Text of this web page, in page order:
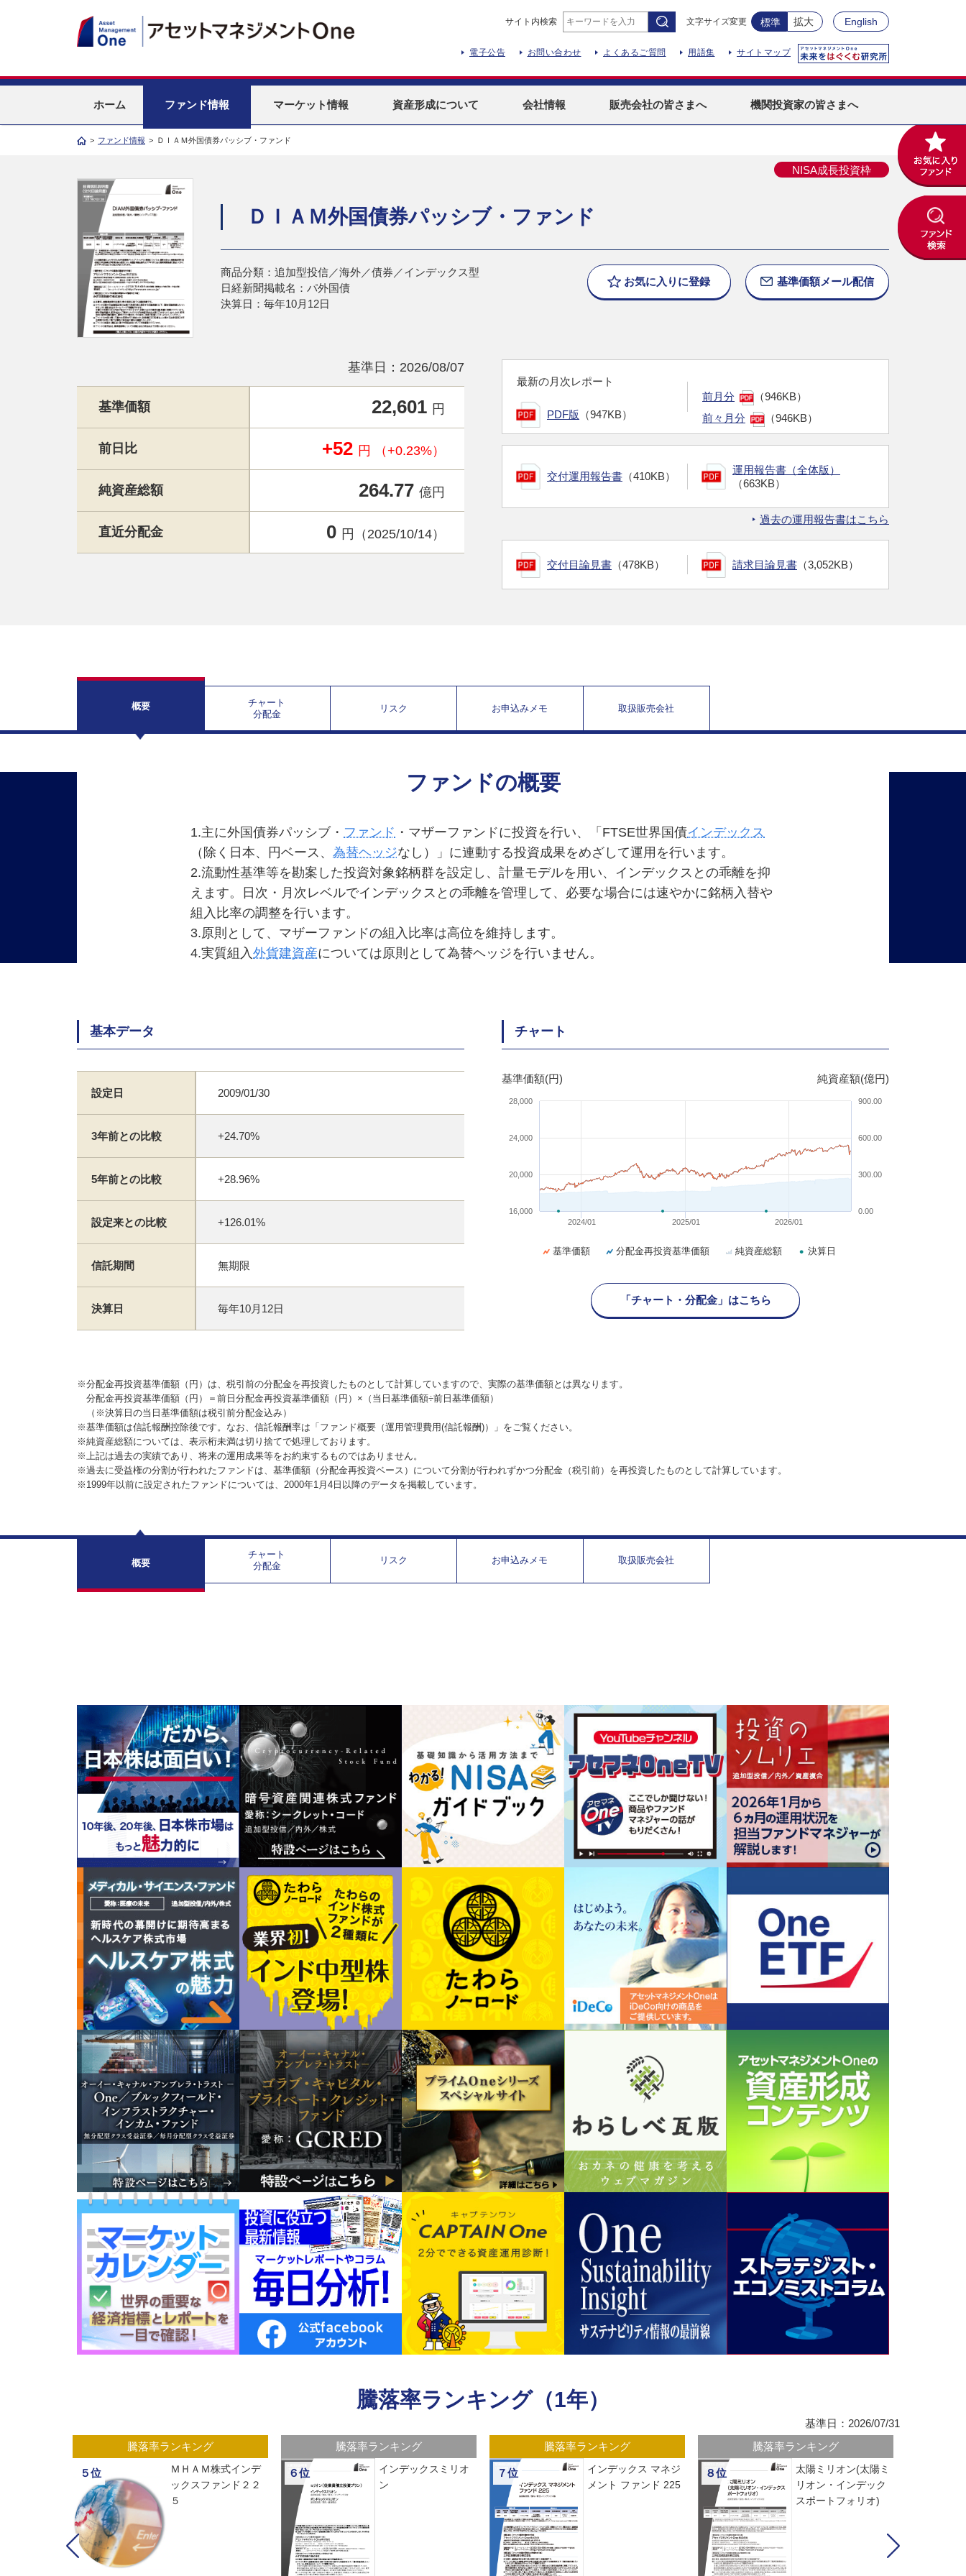
サイト内検索 文字サイズ変更 標準 拡大 English
電子公告 お問い合わせ よくあるご質問 用語集 サイトマップ
ホーム ファンド情報 マーケット情報 資産形成について 会社情報 販売会社の皆さまへ 機関投資家の皆さまへ
> ファンド情報 > ＤＩＡＭ外国債券パッシブ・ファンド
NISA成長投資枠
ＤＩＡＭ外国債券パッシブ・ファンド
商品分類：追加型投信／海外／債券／インデックス型
日経新聞掲載名：パ外国債
決算日：毎年10月12日
お気に入りに登録 基準価額メール配信
基準日：2026/08/07
基準価額 22,601 円
前日比 +52 円 （+0.23%）
純資産総額 264.77 億円
直近分配金 0 円（2025/10/14）
最新の月次レポート
PDF版 （947KB）
前月分
（946KB）
前々月分
（946KB）
交付運用報告書 （410KB）
運用報告書（全体版）
（663KB）
過去の運用報告書はこちら
交付目論見書 （478KB） 請求目論見書 （3,052KB）
概要
チャート
分配金
リスク お申込みメモ 取扱販売会社
ファンドの概要
1.主に外国債券パッシブ・ ファンド ・マザーファンドに投資を行い、「FTSE世界国債インデックス
（除く日本、円ベース、 為替ヘッジなし）」に連動する投資成果をめざして運用を行います。
2.流動性基準等を勘案した投資対象銘柄群を設定し、計量モデルを用い、インデックスとの乖離を抑
えます。日次・月次レベルでインデックスとの乖離を管理して、必要な場合には速やかに銘柄入替や
組入比率の調整を行います。
3.原則として、マザーファンドの組入比率は高位を維持します。
4.実質組入外貨建資産については原則として為替ヘッジを行いません。
基本データ
設定日 2009/01/30
3年前との比較 +24.70%
5年前との比較 +28.96%
設定来との比較 +126.01%
信託期間 無期限
決算日 毎年10月12日
チャート
基準価額(円) 純資産額(億円)
2024/01 2025/01 2026/01
16,000
20,000
24,000
28,000
0.00
300.00
600.00
900.00
基準価額 分配金再投資基準価額 純資産総額 決算日
「チャート・分配金」はこちら
※分配金再投資基準価額（円）は、税引前の分配金を再投資したものとして計算していますので、実際の基準価額とは異なります。
分配金再投資基準価額（円）＝前日分配金再投資基準価額（円）×（当日基準価額÷前日基準価額）
（※決算日の当日基準価額は税引前分配金込み）
※基準価額は信託報酬控除後です。なお、信託報酬率は「ファンド概要（運用管理費用(信託報酬)）」をご覧ください。
※純資産総額については、表示桁未満は切り捨てで処理しております。
※上記は過去の実績であり、将来の運用成果等をお約束するものではありません。
※過去に受益権の分割が行われたファンドは、基準価額（分配金再投資ベース）について分割が行われずかつ分配金（税引前）を再投資したものとして計算しています。
※1999年以前に設定されたファンドについては、2000年1月4日以降のデータを掲載しています。
概要
チャート
分配金
リスク お申込みメモ 取扱販売会社
騰落率ランキング（1年）
基準日：2026/07/31
騰落率ランキング
５位
ＭＨＡＭ株式インデ
ックスファンド２２
５
騰落率ランキング
６位
インデックスミリオ
ン
騰落率ランキング
７位
インデックス マネジ
メント ファンド 225
騰落率ランキング
８位
太陽ミリオン(太陽ミ
リオン・インデック
スポートフォリオ)